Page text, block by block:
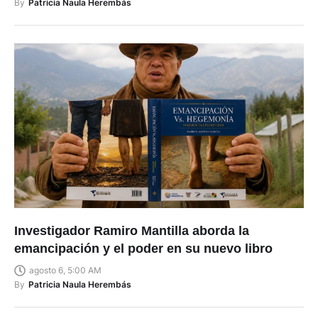
By Patricia Naula Herembás
Investigador Ramiro Mantilla aborda la
emancipación y el poder en su nuevo libro
agosto 6, 5:00 AM
By Patricia Naula Herembás